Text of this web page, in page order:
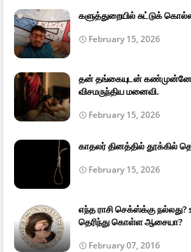
களுத்துறையில் சுட்டுக்
February 15, 2026
தன் தங்கையுடன்
விசமருந்திய மனைவி.
February 15, 2026
காதலர் தினத்தில் தூக்கில்
February 15, 2026
எந்த ராசி செக்ஸ்க்கு நல்லது?
தெரிந்து கொள்ள ஆசையா?
February 07, 2016